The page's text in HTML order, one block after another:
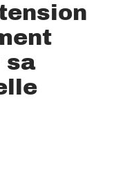
sa